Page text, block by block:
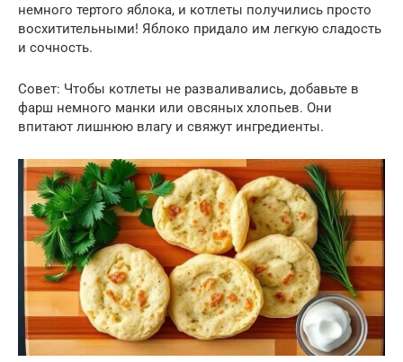
немного тертого яблока, и котлеты получились просто
восхитительными! Яблоко придало им легкую сладость
и сочность.
Совет: Чтобы котлеты не разваливались, добавьте в
фарш немного манки или овсяных хлопьев. Они
впитают лишнюю влагу и свяжут ингредиенты.